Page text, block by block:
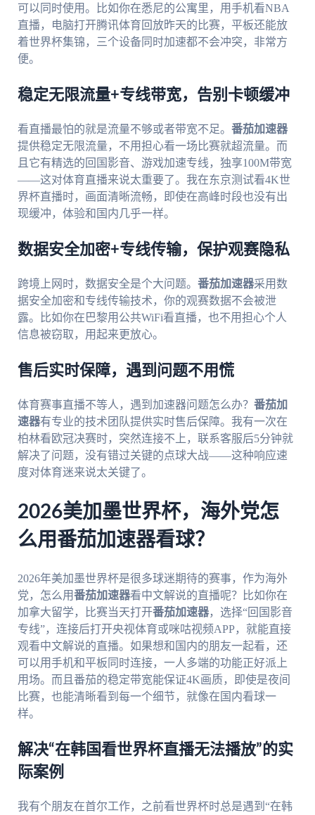
可以同时使用。比如你在悉尼的公寓里，用手机看NBA
直播，电脑打开腾讯体育回放昨天的比赛，平板还能放
着世界杯集锦，三个设备同时加速都不会冲突，非常方
便。
稳定无限流量+专线带宽，告别卡顿缓冲
看直播最怕的就是流量不够或者带宽不足。 番茄加速器
提供稳定无限流量，不用担心看一场比赛就超流量。而
且它有精选的回国影音、游戏加速专线，独享100M带宽
——这对体育直播来说太重要了。我在东京测试看4K世
界杯直播时，画面清晰流畅，即使在高峰时段也没有出
现缓冲，体验和国内几乎一样。
数据安全加密+专线传输，保护观赛隐私
跨境上网时，数据安全是个大问题。 番茄加速器采用数
据安全加密和专线传输技术，你的观赛数据不会被泄
露。比如你在巴黎用公共WiFi看直播，也不用担心个人
信息被窃取，用起来更放心。
售后实时保障，遇到问题不用慌
体育赛事直播不等人，遇到加速器问题怎么办？ 番茄加
速器有专业的技术团队提供实时售后保障。我有一次在
柏林看欧冠决赛时，突然连接不上，联系客服后5分钟就
解决了问题，没有错过关键的点球大战——这种响应速
度对体育迷来说太关键了。
2026美加墨世界杯，海外党怎
么用番茄加速器看球？
2026年美加墨世界杯是很多球迷期待的赛事，作为海外
党，怎么用番茄加速器看中文解说的直播呢？比如你在
加拿大留学，比赛当天打开番茄加速器，选择“回国影音
专线”，连接后打开央视体育或咪咕视频APP，就能直接
观看中文解说的直播。如果想和国内的朋友一起看，还
可以用手机和平板同时连接，一人多端的功能正好派上
用场。而且番茄的稳定带宽能保证4K画质，即使是夜间
比赛，也能清晰看到每一个细节，就像在国内看球一
样。
解决“在韩国看世界杯直播无法播放”的实
际案例
我有个朋友在首尔工作，之前看世界杯时总是遇到“在韩